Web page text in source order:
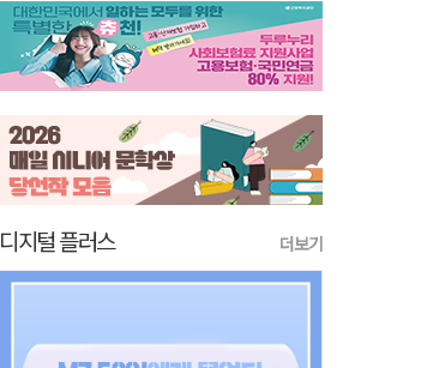
디지털 플러스 더보기